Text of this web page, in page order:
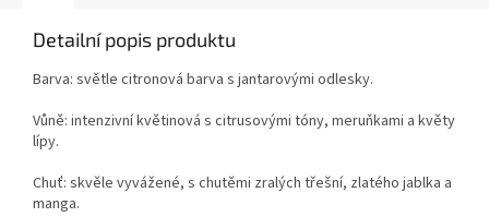
Detailní popis produktu
Barva: světle citronová barva s jantarovými odlesky.
Vůně: intenzivní květinová s citrusovými tóny, meruňkami a květy
lípy.
Chuť: skvěle vyvážené, s chutěmi zralých třešní, zlatého jablka a
manga.